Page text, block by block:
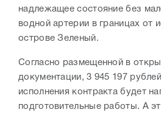
надлежащее состояние без
водной артерии в границах от
острове Зеленый.
Согласно размещенной в
документации, 3 945 197
исполнения контракта будет
подготовительные работы. А